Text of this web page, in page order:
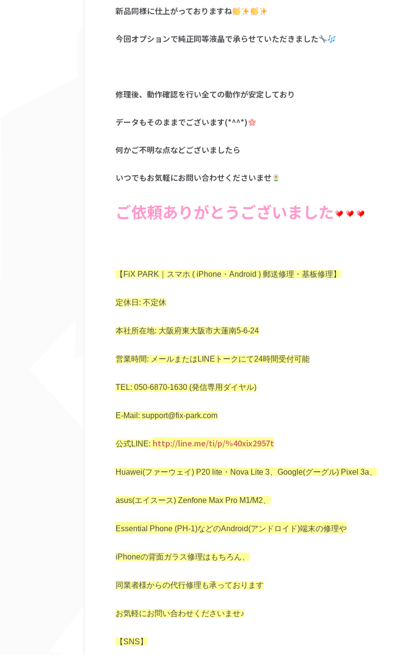
新品同様に仕上がっておりますね
今回オプションで純正同等液晶で承らせていただきました
修理後、動作確認を行い全ての動作が安定しており
データもそのままでございます(*^^*)
何かご不明な点などございましたら
いつでもお気軽にお問い合わせくださいませ
ご依頼ありがとうございました
【FiX PARK｜スマホ ( iPhone・Android ) 郵送修理・基板修理】
定休日: 不定休
本社所在地: 大阪府東大阪市大蓮南5-6-24
営業時間: メールまたはLINEトークにて24時間受付可能
TEL: 050-6870-1630 (発信専用ダイヤル)
E-Mail: support@fix-park.com
公式LINE: http://line.me/ti/p/%40xix2957t
Huawei(ファーウェイ) P20 lite・Nova Lite 3、Google(グーグル) Pixel 3a、
asus(エイスース) Zenfone Max Pro M1/M2、
Essential Phone (PH-1)などのAndroid(アンドロイド)端末の修理や
iPhoneの背面ガラス修理はもちろん、
同業者様からの代行修理も承っております
お気軽にお問い合わせくださいませ♪
【SNS】